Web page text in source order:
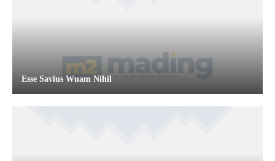
Esse Savius Wuam Nihil